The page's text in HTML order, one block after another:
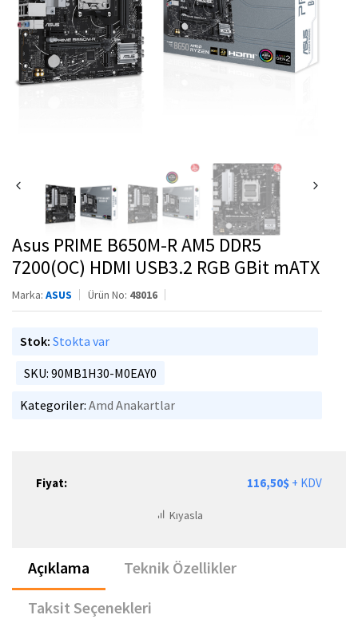
Asus PRIME B650M-R AM5 DDR5
7200(OC) HDMI USB3.2 RGB GBit mATX
Marka: ASUS Ürün No: 48016
Stok: Stokta var
SKU: 90MB1H30-M0EAY0
Kategoriler: Amd Anakartlar
Fiyat: 116,50$ + KDV
Kıyasla
Açıklama
Teknik Özellikler
Taksit Seçenekleri